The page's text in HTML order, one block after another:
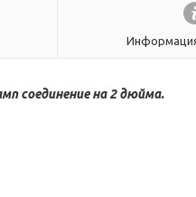
соединение на 2 дюйма.